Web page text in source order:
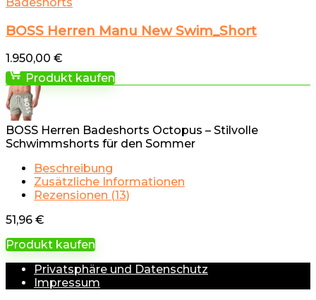
BOSS Herren Manu New Swim_Short
1.950,00 €
Produkt kaufen
BOSS Herren Badeshorts Octopus – Stilvolle
Schwimmshorts für den Sommer
Beschreibung
Zusätzliche Informationen
Rezensionen (13)
51,96 €
Produkt kaufen
Privatsphäre und Datenschutz
Impressum